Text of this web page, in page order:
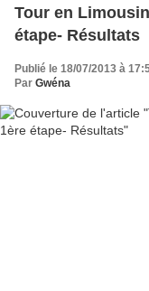
Tour en
étape- Résultats
Publié le 18/07/2013 à
Par Gwéna